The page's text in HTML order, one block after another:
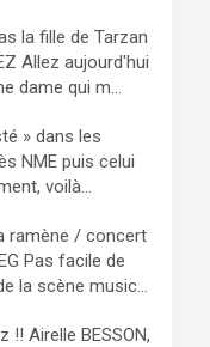
la fille de Tarzan
Allez aujourd'hui
dame qui m...
» dans les
NME puis celui
voilà...
ramène / concert
Pas facile de
la scène music...
!! Airelle BESSON,